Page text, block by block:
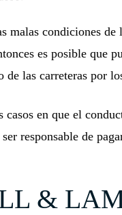
malas condiciones de
es posible que
las carreteras por
en que el
responsable de
&